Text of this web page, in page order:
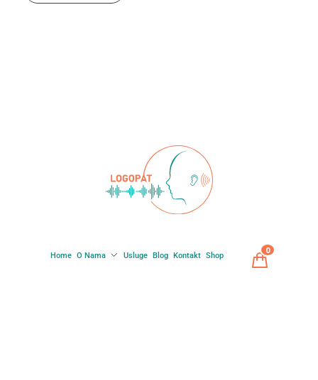
Home O Nama Usluge Blog Kontakt Shop
0